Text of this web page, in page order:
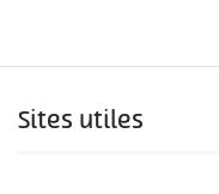
Sites utiles